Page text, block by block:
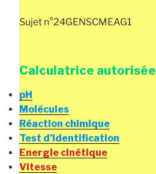
Sujet n°24GENSCMEAG1
Calculatrice autorisée
pH
Molécules
Réaction chimique
Test d’identification
Energie cinétique
Vitesse